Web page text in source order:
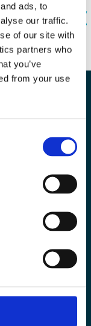
ads, to
our traffic.
of our site with
partners who
you’ve
from your use
για την